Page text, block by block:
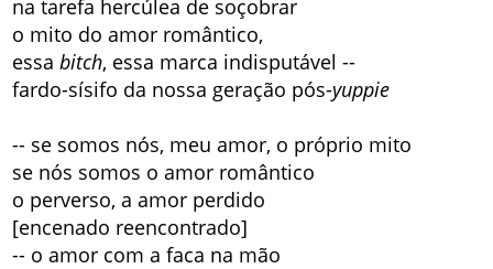
na tarefa hercúlea de soçobrar
o mito do amor romântico,
essabitch, essa marca indisputável --
fardo-sísifo da nossa geração pós-yuppie
-- se somos nós, meu amor, o próprio mito
se nós somos o amor romântico
o perverso, a amor perdido
[encenado reencontrado]
-- o amor com a faca na mão